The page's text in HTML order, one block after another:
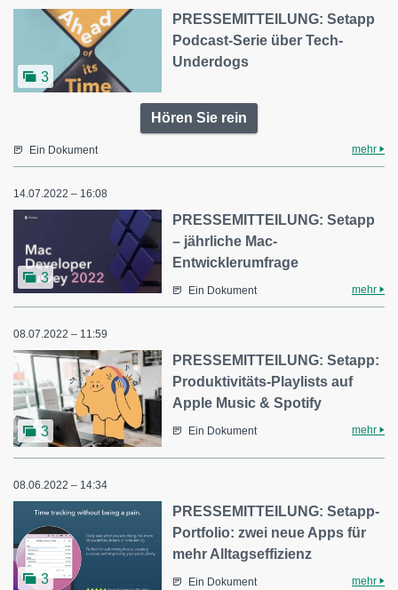
3
PRESSEMITTEILUNG: Setapp
Podcast-Serie über Tech-
Underdogs
Hören Sie rein
Ein Dokument mehr
14.07.2022 – 16:08
3
PRESSEMITTEILUNG: Setapp
– jährliche Mac-
Entwicklerumfrage
Ein Dokument mehr
08.07.2022 – 11:59
3
PRESSEMITTEILUNG: Setapp:
Produktivitäts-Playlists auf
Apple Music & Spotify
Ein Dokument mehr
08.06.2022 – 14:34
3
PRESSEMITTEILUNG: Setapp-
Portfolio: zwei neue Apps für
mehr Alltagseffizienz
Ein Dokument mehr